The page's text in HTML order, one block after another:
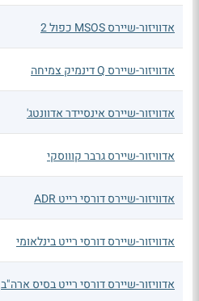
אדוויזור-שיירס MSOS כפול 2
אדוויזור-שיירס Q דינמיק צמיחה
אדוויזור-שיירס אינסיידר אדוונטג'
אדוויזור-שיירס גרבר קוווסקי
אדוויזור-שיירס דורסי רייט ADR
אדוויזור-שיירס דורסי רייט בינלאומי
אדוויזור-שיירס דורסי רייט בסיס ארה"ב